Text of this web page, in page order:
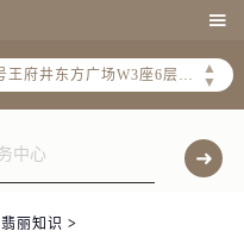

▲
▼
北京市东城区东长安街1号王府井东方广场W3座6层602室售后服务中心（需提前预约）
丽知识 >